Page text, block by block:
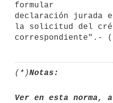
formular
declaración jurada
la solicitud del
(*)Notas:
Ver en esta norma,